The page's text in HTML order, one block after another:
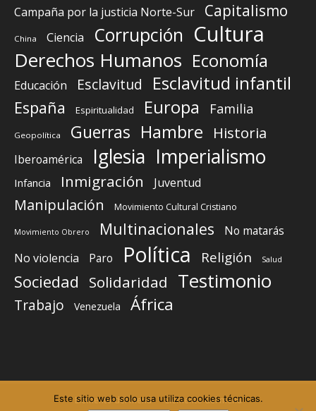
Campaña por la justicia Norte-Sur Capitalismo
China Ciencia Corrupción Cultura
Derechos Humanos Economía
Educación Esclavitud Esclavitud infantil
España Espiritualidad Europa Familia
Geopolítica Guerras Hambre Historia
Iberoamérica Iglesia Imperialismo
Infancia Inmigración Juventud
Manipulación Movimiento Cultural Cristiano
Movimiento Obrero Multinacionales
No matarás
No violencia
Paro Política Religión Salud
Sociedad Solidaridad Testimonio
Trabajo Venezuela África
Elemento del menú Elemento del menú
Este sitio web solo usa utiliza cookies técnicas.